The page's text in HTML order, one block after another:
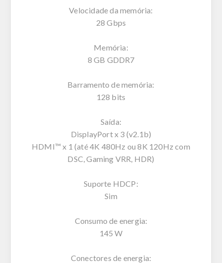
Velocidade da memória:
28 Gbps
Memória:
8 GB GDDR7
Barramento de memória:
128 bits
Saída:
DisplayPort x 3 (v2.1b)
HDMI™ x 1 (até 4K 480Hz ou 8K 120Hz com
DSC, Gaming VRR, HDR)
Suporte HDCP:
Sim
Consumo de energia:
145 W
Conectores de energia: